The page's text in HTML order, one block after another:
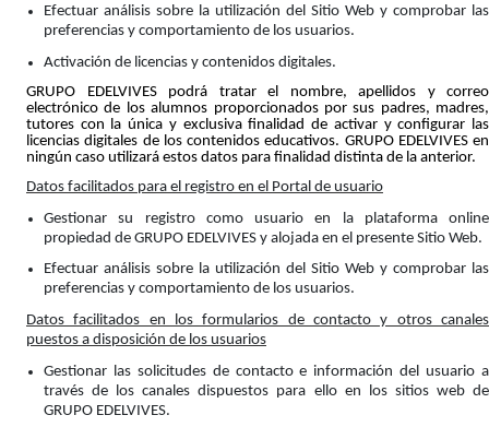
Efectuar análisis sobre la utilización del Sitio Web y comprobar las
preferencias y comportamiento de los usuarios.
Activación de licencias y contenidos digitales.
GRUPO EDELVIVES podrá tratar el nombre, apellidos y correo
electrónico de los alumnos proporcionados por sus padres, madres,
tutores con la única y exclusiva finalidad de activar y configurar las
licencias digitales de los contenidos educativos. GRUPO EDELVIVES en
ningún caso utilizará estos datos para finalidad distinta de la anterior.
Datos facilitados para el registro en el Portal de usuario
Gestionar su registro como usuario en la plataforma online
propiedad de GRUPO EDELVIVES y alojada en el presente Sitio Web.
Efectuar análisis sobre la utilización del Sitio Web y comprobar las
preferencias y comportamiento de los usuarios.
Datos facilitados en los formularios de contacto y otros canales
puestos a disposición de los usuarios
Gestionar las solicitudes de contacto e información del usuario a
través de los canales dispuestos para ello en los sitios web de
GRUPO EDELVIVES.